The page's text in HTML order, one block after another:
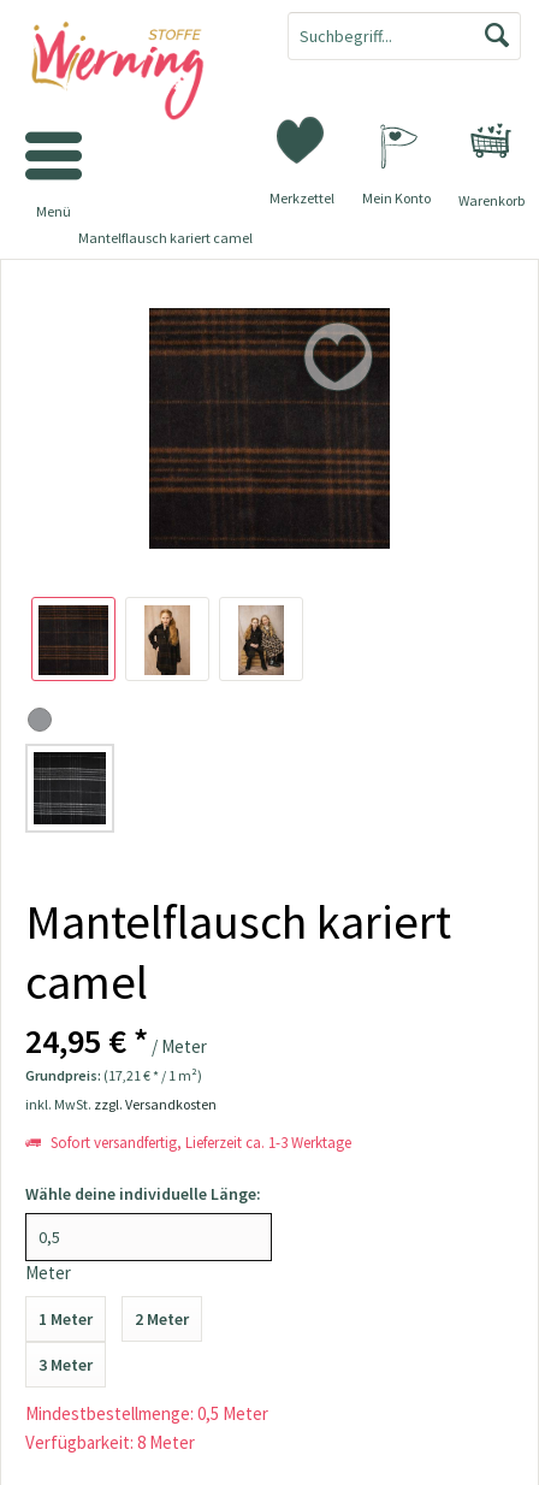
Warenkorb
Merkzettel Mein Konto
Menü
Mantelflausch kariert camel
Mantelflausch kariert
camel
24,95 € * / Meter
Grundpreis: (17,21 € * / 1 m²)
inkl. MwSt. zzgl. Versandkosten
Sofort versandfertig, Lieferzeit ca. 1-3 Werktage
Wähle deine individuelle Länge:
Meter
1 Meter 2 Meter
3 Meter
Mindestbestellmenge: 0,5 Meter
Verfügbarkeit: 8 Meter